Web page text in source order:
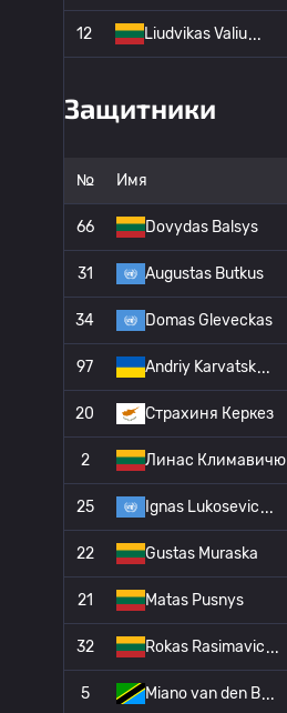
12 Liudvikas Valiu
Защитники
№ Имя
66 Dovydas Balsys
31 Augustas Butkus
34 Domas Gleveckas
97 Andriy Karvatsk
20 Страхиня Керкез
2 Линас Климавичю
25 Ignas Lukosevic
22 Gustas Muraska
21 Matas Pusnys
32 Rokas Rasimavic
5 Miano van den B